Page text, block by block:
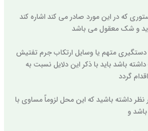
که در این مورد صادر می کند اشاره کند
و شک معقول می باشد
دستگیری متهم یا وسایل ارتکاب جرم تفتیش
باشد باید با ذکر این دلایل نسبت به
گردد
نظر داشته باشید که این محل لزوماً مساوی با
و